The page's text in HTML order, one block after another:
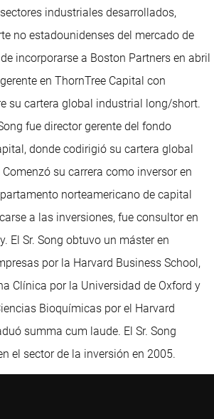
industriales desarrollados,
no estadounidenses del mercado de
incorporarse a Boston Partners en abril
en ThornTree Capital con
su cartera global industrial long/short.
fue director gerente del fondo
donde codirigió su cartera global
su carrera como inversor en
norteamericano de capital
a las inversiones, fue consultor en
El Sr. Song obtuvo un máster en
por la Harvard Business School,
Clínica por la Universidad de Oxford y
Bioquímicas por el Harvard
summa cum laude. El Sr. Song
el sector de la inversión en 2005.